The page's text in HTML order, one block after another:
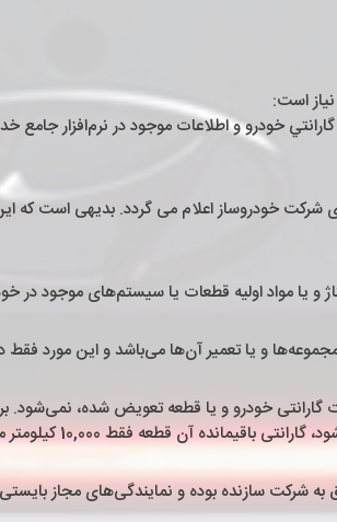
گارانتي خودرو و اطلاعات موجود در نرم‌افزار
شرکت خودروساز اعلام می گردد. بدیهی است که
به شرکت سازنده بوده و نمایندگی‌های مجاز